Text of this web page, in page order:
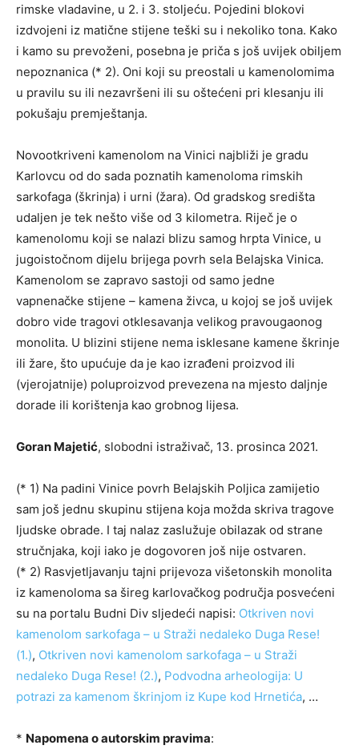
rimske vladavine, u 2. i 3. stoljeću. Pojedini blokovi
izdvojeni iz matične stijene teški su i nekoliko tona. Kako
i kamo su prevoženi, posebna je priča s još uvijek obiljem
nepoznanica (* 2). Oni koji su preostali u kamenolomima
u pravilu su ili nezavršeni ili su oštećeni pri klesanju ili
pokušaju premještanja.
Novootkriveni kamenolom na Vinici najbliži je gradu
Karlovcu od do sada poznatih kamenoloma rimskih
sarkofaga (škrinja) i urni (žara). Od gradskog središta
udaljen je tek nešto više od 3 kilometra. Riječ je o
kamenolomu koji se nalazi blizu samog hrpta Vinice, u
jugoistočnom dijelu brijega povrh sela Belajska Vinica.
Kamenolom se zapravo sastoji od samo jedne
vapnenačke stijene – kamena živca, u kojoj se još uvijek
dobro vide tragovi otklesavanja velikog pravougaonog
monolita. U blizini stijene nema isklesane kamene škrinje
ili žare, što upućuje da je kao izrađeni proizvod ili
(vjerojatnije) poluproizvod prevezena na mjesto daljnje
dorade ili korištenja kao grobnog lijesa.
Goran Majetić, slobodni istraživač, 13. prosinca 2021.
(* 1) Na padini Vinice povrh Belajskih Poljica zamijetio
sam još jednu skupinu stijena koja možda skriva tragove
ljudske obrade. I taj nalaz zaslužuje obilazak od strane
stručnjaka, koji iako je dogovoren još nije ostvaren.
(* 2) Rasvjetljavanju tajni prijevoza višetonskih monolita
iz kamenoloma sa šireg karlovačkog područja posvećeni
su na portalu Budni Div sljedeći napisi: Otkriven novi
kamenolom sarkofaga – u Straži nedaleko Duga Rese!
(1.), Otkriven novi kamenolom sarkofaga – u Straži
nedaleko Duga Rese! (2.), Podvodna arheologija: U
potrazi za kamenom škrinjom iz Kupe kod Hrnetića, …
* Napomena o autorskim pravima: